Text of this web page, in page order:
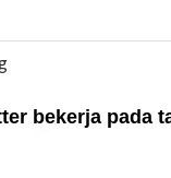
bekerja pada